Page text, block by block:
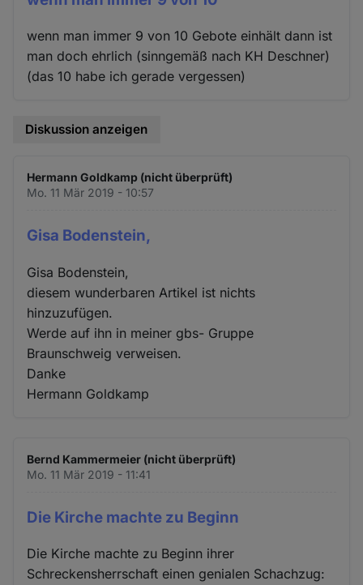
wenn man immer 9 von 10 Gebote einhält dann ist
man doch ehrlich (sinngemäß nach KH Deschner)
(das 10 habe ich gerade vergessen)
Diskussion anzeigen
Hermann Goldkamp (nicht überprüft)
Mo. 11 Mär 2019 - 10:57
Gisa Bodenstein,
Gisa Bodenstein,
diesem wunderbaren Artikel ist nichts
hinzuzufügen.
Werde auf ihn in meiner gbs- Gruppe
Braunschweig verweisen.
Danke
Hermann Goldkamp
Bernd Kammermeier (nicht überprüft)
Mo. 11 Mär 2019 - 11:41
Die Kirche machte zu Beginn
Die Kirche machte zu Beginn ihrer
Schreckensherrschaft einen genialen Schachzug: